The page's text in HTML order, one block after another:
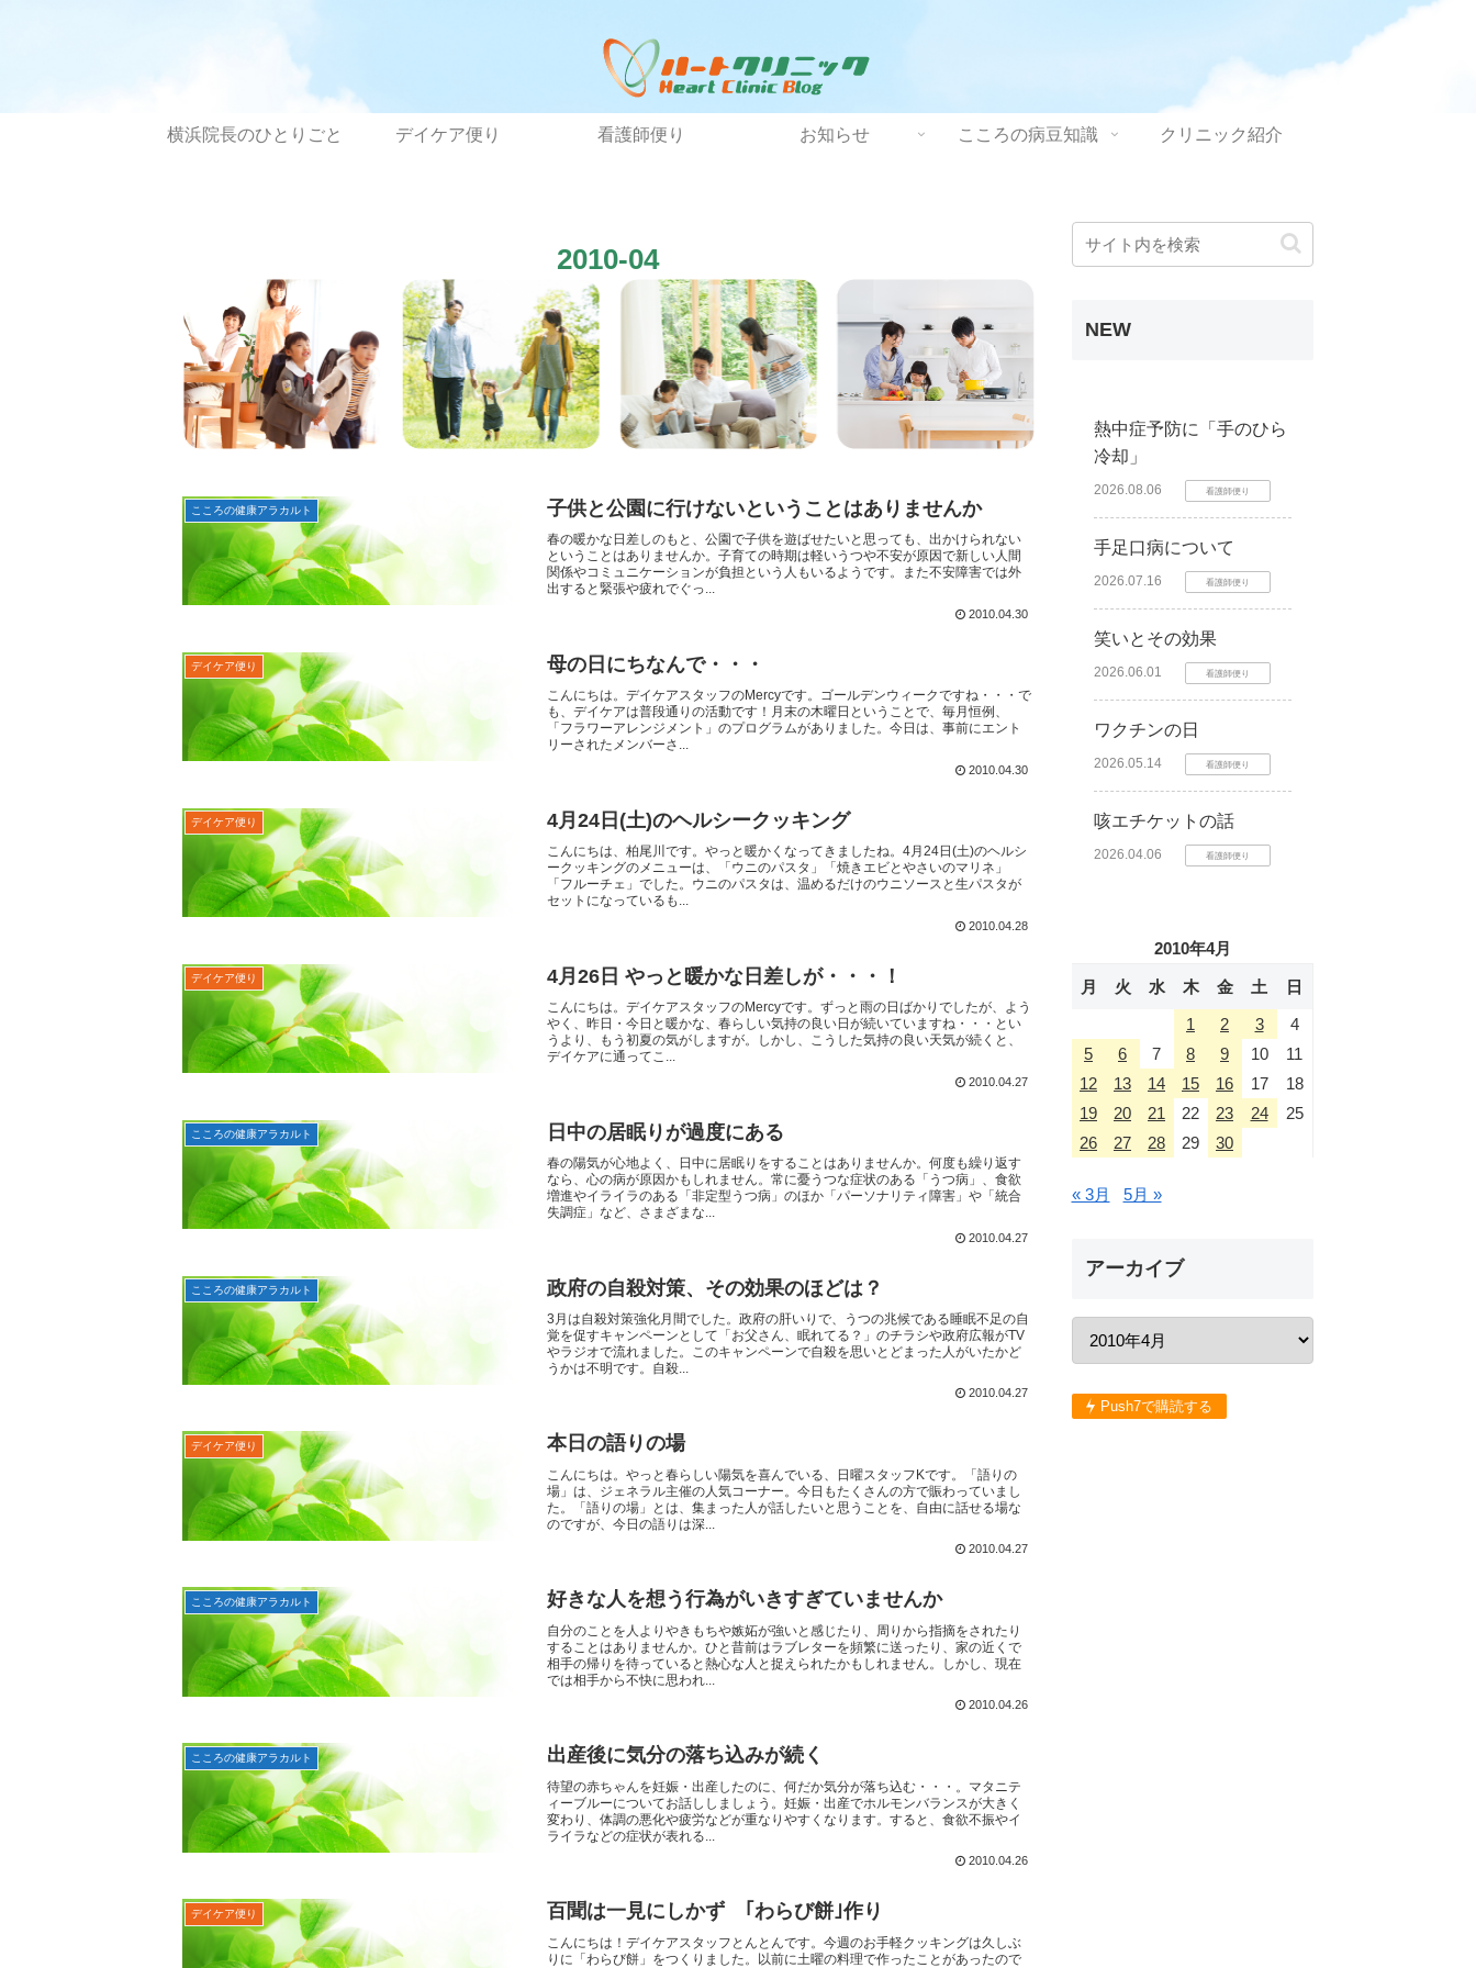
横浜院長のひとりごと デイケア便り 看護師便り お知らせ こころの病豆知識 クリニック紹介
2010-04
こころの健康アラカルト 子供と公園に行けないということはありませんか
春の暖かな日差しのもと、公園で子供を遊ばせたいと思っても、出かけられない
ということはありませんか。子育ての時期は軽いうつや不安が原因で新しい人間
関係やコミュニケーションが負担という人もいるようです。また不安障害では外
出すると緊張や疲れでぐっ...
2010.04.30
デイケア便り 母の日にちなんで・・・
こんにちは。デイケアスタッフのMercyです。ゴールデンウィークですね・・・で
も、デイケアは普段通りの活動です！月末の木曜日ということで、毎月恒例、
「フラワーアレンジメント」のプログラムがありました。今日は、事前にエント
リーされたメンバーさ...
2010.04.30
デイケア便り 4月24日(土)のヘルシークッキング
こんにちは、柏尾川です。やっと暖かくなってきましたね。4月24日(土)のヘルシ
ークッキングのメニューは、「ウニのパスタ」「焼きエビとやさいのマリネ」
「フルーチェ」でした。ウニのパスタは、温めるだけのウニソースと生パスタが
セットになっているも...
2010.04.28
デイケア便り 4月26日 やっと暖かな日差しが・・・！
こんにちは。デイケアスタッフのMercyです。ずっと雨の日ばかりでしたが、よう
やく、昨日・今日と暖かな、春らしい気持の良い日が続いていますね・・・とい
うより、もう初夏の気がしますが。しかし、こうした気持の良い天気が続くと、
デイケアに通ってこ...
2010.04.27
こころの健康アラカルト 日中の居眠りが過度にある
春の陽気が心地よく、日中に居眠りをすることはありませんか。何度も繰り返す
なら、心の病が原因かもしれません。常に憂うつな症状のある「うつ病」、食欲
増進やイライラのある「非定型うつ病」のほか「パーソナリティ障害」や「統合
失調症」など、さまざまな...
2010.04.27
こころの健康アラカルト 政府の自殺対策、その効果のほどは？
3月は自殺対策強化月間でした。政府の肝いりで、うつの兆候である睡眠不足の自
覚を促すキャンペーンとして「お父さん、眠れてる？」のチラシや政府広報がTV
やラジオで流れました。このキャンペーンで自殺を思いとどまった人がいたかど
うかは不明です。自殺...
2010.04.27
デイケア便り 本日の語りの場
こんにちは。やっと春らしい陽気を喜んでいる、日曜スタッフKです。「語りの
場」は、ジェネラル主催の人気コーナー。今日もたくさんの方で賑わっていまし
た。「語りの場」とは、集まった人が話したいと思うことを、自由に話せる場な
のですが、今日の語りは深...
2010.04.27
こころの健康アラカルト 好きな人を想う行為がいきすぎていませんか
自分のことを人よりやきもちや嫉妬が強いと感じたり、周りから指摘をされたり
することはありませんか。ひと昔前はラブレターを頻繁に送ったり、家の近くで
相手の帰りを待っていると熱心な人と捉えられたかもしれません。しかし、現在
では相手から不快に思われ...
2010.04.26
こころの健康アラカルト 出産後に気分の落ち込みが続く
待望の赤ちゃんを妊娠・出産したのに、何だか気分が落ち込む・・・。マタニテ
ィーブルーについてお話ししましょう。妊娠・出産でホルモンバランスが大きく
変わり、体調の悪化や疲労などが重なりやすくなります。すると、食欲不振やイ
ライラなどの症状が表れる...
2010.04.26
デイケア便り 百聞は一見にしかず ｢わらび餅｣作り
こんにちは！デイケアスタッフとんとんです。今週のお手軽クッキングは久しぶ
りに「わらび餅」をつくりました。以前に土曜の料理で作ったことがあったので
NEW
熱中症予防に「手のひら
冷却」
2026.08.06 看護師便り
手足口病について
2026.07.16 看護師便り
笑いとその効果
2026.06.01 看護師便り
ワクチンの日
2026.05.14 看護師便り
咳エチケットの話
2026.04.06 看護師便り
2010年4月
月 火 水 木 金 土
日
1
2 3
4
5
6 7 8 9 10
11
12
13 14 15 16 17
18
19
20 21 22 23 24
25
26
27 28 29 30
« 3月 5月 »
アーカイブ
Push7で購読する